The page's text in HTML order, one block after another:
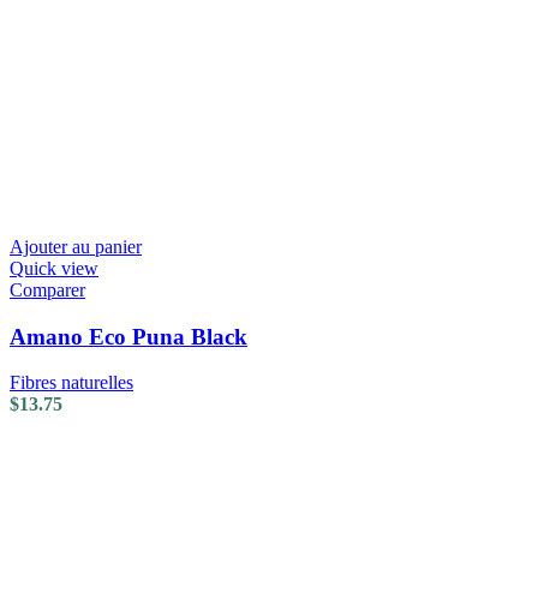
Ajouter au panier
Quick view
Comparer
Amano Eco Puna Black
Fibres naturelles
$13.75